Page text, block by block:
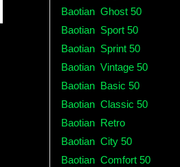
Baotian Ghost 50
Baotian Sport 50
Baotian Sprint 50
Baotian Vintage 50
Baotian Basic 50
Baotian Classic 50
Baotian Retro
Baotian City 50
Baotian Comfort 50